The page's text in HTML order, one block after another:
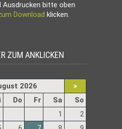
Ausdrucken bitte oben
Download klicken.
ZUM ANKLICKEN
2026
>
ttwoch
Do nnerstag
FreitagSa mstag
So
1
2